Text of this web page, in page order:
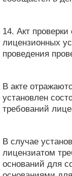
14. Акт
лицензионных
проведения
В акте
установлен
требований
В случае
лицензиатом
оснований для